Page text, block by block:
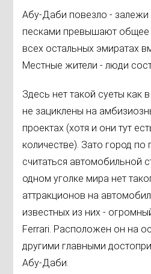
Абу-Даби повезло - залежи
песками превышают общее
всех остальных эмиратах
Местные жители - люди
Здесь нет такой суеты как
не зациклены на
проектах (хотя и они тут
количестве). Зато город
считаться автомобильной
одном уголке мира нет
аттракционов на
известных из них -
Ferrari. Расположен он на
другими главными
Абу-Даби.